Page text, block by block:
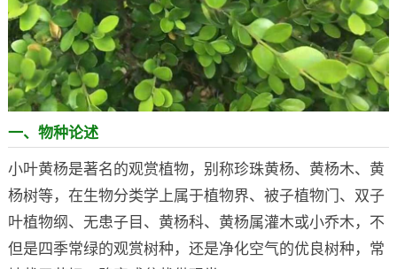
一、物种论述
小叶黄杨是著名的观赏植物，别称珍珠黄杨、黄杨木、黄
杨树等，在生物分类学上属于植物界、被子植物门、双子
叶植物纲、无患子目、黄杨科、黄杨属灌木或小乔木，不
但是四季常绿的观赏树种，还是净化空气的优良树种，常